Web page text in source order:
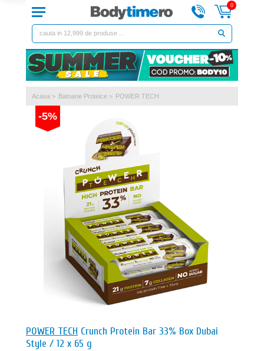
0
Acasa > Batoane Proteice > POWER TECH
-5%
POWER TECH Crunch Protein Bar 33% Box Dubai
Style / 12 x 65 g